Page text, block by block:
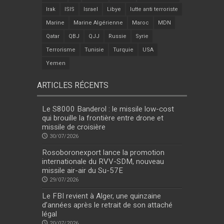
Irak ISIS Israel Libye lutte anti terroriste
Marine Marine Algérienne Maroc MDN
Qatar QBJ QJJ Russie Syrie
Terrorisme Tunisie Turquie USA
Yemen
ARTICLES RÉCENTS
Le S8000 Banderol : le missile low-cost
qui brouille la frontière entre drone et
missile de croisière
30/07/2026
Rosoboronexport lance la promotion
internationale du RVV-SDM, nouveau
missile air-air du Su-57E
29/07/2026
Le FBI revient à Alger, une quinzaine
d’années après le retrait de son attaché
légal